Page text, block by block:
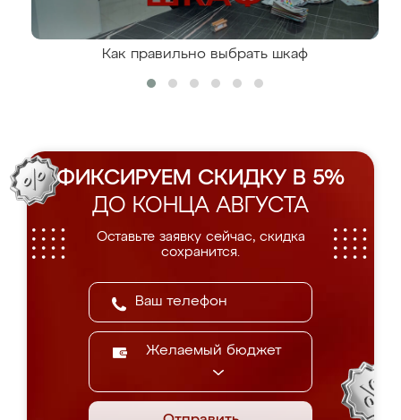
Как правильно выбрать шкаф
ФИКСИРУЕМ СКИДКУ В 5%
ДО КОНЦА АВГУСТА
Оставьте заявку сейчас, скидка
сохранится.
Желаемый бюджет